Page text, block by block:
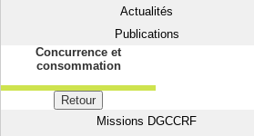
Actualités
Publications
Concurrence et
consommation
Retour
Missions DGCCRF